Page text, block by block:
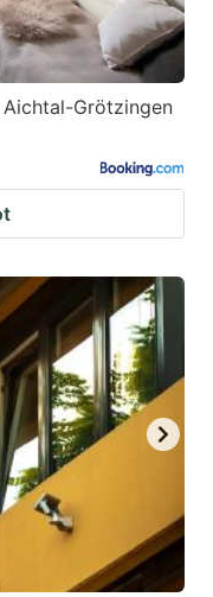
Grötzingen